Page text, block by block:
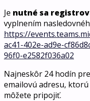
Je nutné sa
vyplnením
https://
ac41-402e-ad9e-
96f0-e2582f036a02
Najneskôr 24 hodín
emailovú adresu,
môžete pripojiť.